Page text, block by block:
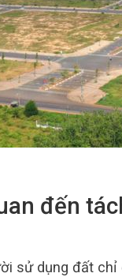
đến
sử dụng đất